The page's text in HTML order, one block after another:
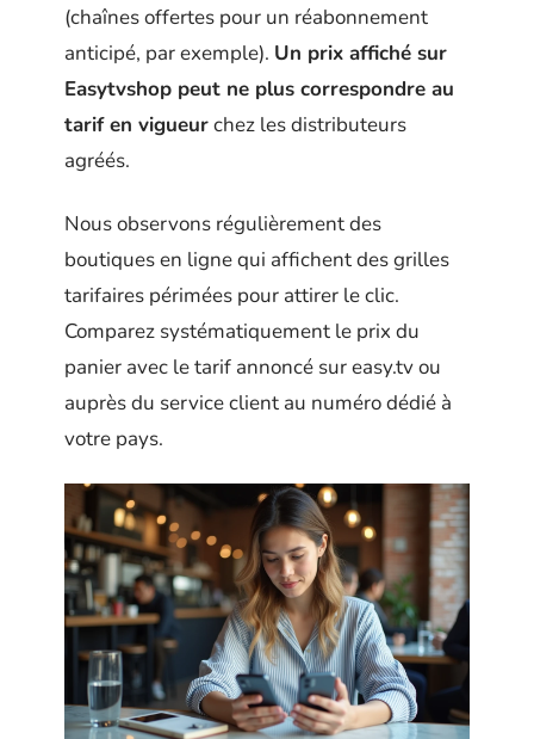
(chaînes offertes pour un réabonnement
anticipé, par exemple). Un prix affiché sur
Easytvshop peut ne plus correspondre au
tarif en vigueurchez les distributeurs
agréés.
Nous observons régulièrement des
boutiques en ligne qui affichent des grilles
tarifaires périmées pour attirer le clic.
Comparez systématiquement le prix du
panier avec le tarif annoncé sur easy.tv ou
auprès du service client au numéro dédié à
votre pays.